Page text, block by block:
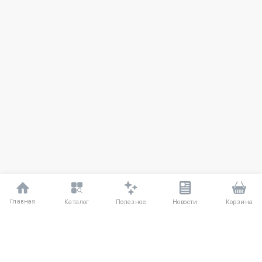
Главная Каталог Полезное Новости Корзина